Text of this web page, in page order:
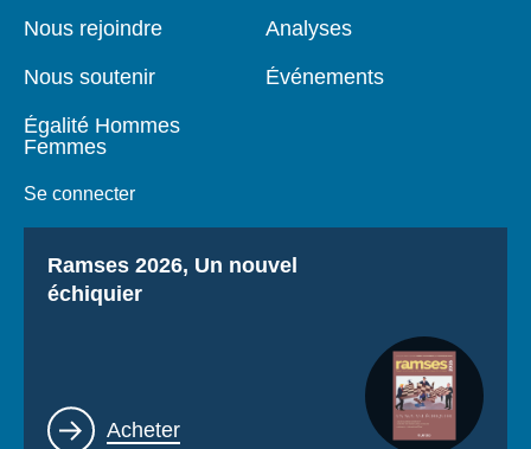
page
Nous rejoindre
Nous soutenir
Égalité Hommes
Femmes
Se connecter
Analyses
Événements
Titre
Ramses 2026, Un nouvel
échiquier
Lien
Acheter